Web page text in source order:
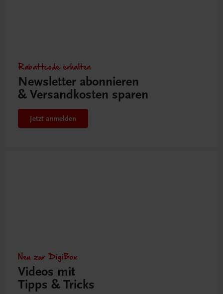
Rabattcode erhalten
Newsletter abonnieren
& Versandkosten sparen
Jetzt anmelden
Neu zur DigiBox
Videos mit
Tipps & Tricks